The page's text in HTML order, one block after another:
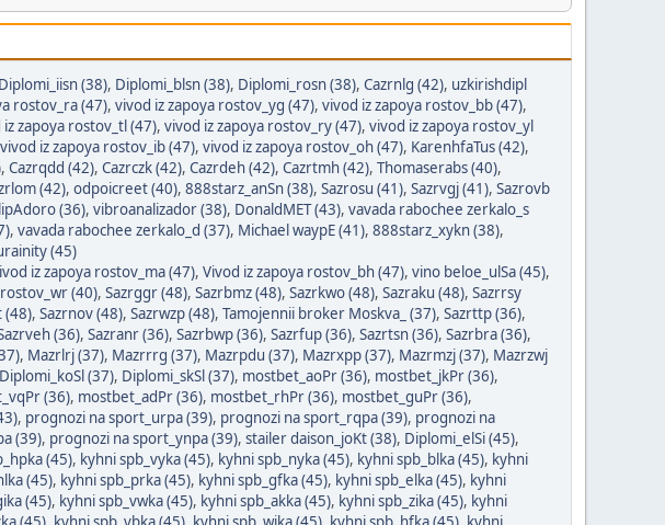
Diplomi_iisn (38), Diplomi_blsn (38), Diplomi_rosn (38), Cazrnlg (42), uzkirishdipl
rostov_ra (47), vivod iz zapoya rostov_yg (47), vivod iz zapoya rostov_bb (47),
zapoya rostov_tl (47), vivod iz zapoya rostov_ry (47), vivod iz zapoya rostov_yl
vivod iz zapoya rostov_ib (47), vivod iz zapoya rostov_oh (47), KarenhfaTus (42),
, Cazrqdd (42), Cazrczk (42), Cazrdeh (42), Cazrtmh (42), Thomaserabs (40),
(42), odpoicreet (40), 888starz_anSn (38), Sazrosu (41), Sazrvgj (41), Sazrovb
(36), vibroanalizador (38), DonaldMET (43), vavada rabochee zerkalo_s
, vavada rabochee zerkalo_d (37), Michael waypE (41), 888starz_xykn (38),
(45)
iz zapoya rostov_ma (47), Vivod iz zapoya rostov_bh (47), vino beloe_ulSa (45),
(40), Sazrggr (48), Sazrbmz (48), Sazrkwo (48), Sazraku (48), Sazrrsy
(48), Sazrnov (48), Sazrwzp (48), Tamojennii broker Moskva_ (37), Sazrttp (36),
(36), Sazranr (36), Sazrbwp (36), Sazrfup (36), Sazrtsn (36), Sazrbra (36),
, Mazrlrj (37), Mazrrrg (37), Mazrpdu (37), Mazrxpp (37), Mazrmzj (37), Mazrzwj
Diplomi_koSl (37), Diplomi_skSl (37), mostbet_aoPr (36), mostbet_jkPr (36),
(36), mostbet_adPr (36), mostbet_rhPr (36), mostbet_guPr (36),
, prognozi na sport_urpa (39), prognozi na sport_rqpa (39), prognozi na
(39), prognozi na sport_ynpa (39), stailer daison_joKt (38), Diplomi_elSi (45),
(45), kyhni spb_vyka (45), kyhni spb_nyka (45), kyhni spb_blka (45), kyhni
(45), kyhni spb_prka (45), kyhni spb_gfka (45), kyhni spb_elka (45), kyhni
(45), kyhni spb_vwka (45), kyhni spb_akka (45), kyhni spb_zika (45), kyhni